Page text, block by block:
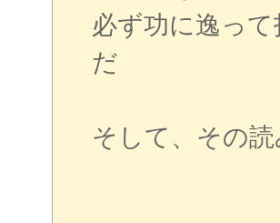
必ず功に逸っ
だ
そして、その